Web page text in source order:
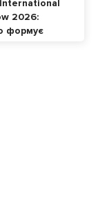
International
2026:
формує